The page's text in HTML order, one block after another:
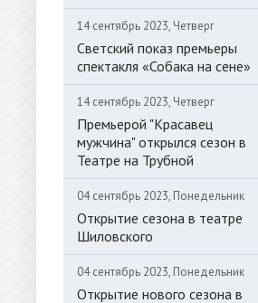
14 сентябрь 2023, Четверг
Светский показ премьеры
спектакля «Собака на сене»
14 сентябрь 2023, Четверг
Премьерой "Красавец
мужчина" открылся сезон в
Театре на Трубной
04 сентябрь 2023, Понедельник
Открытие сезона в театре
Шиловского
04 сентябрь 2023, Понедельник
Открытие нового сезона в